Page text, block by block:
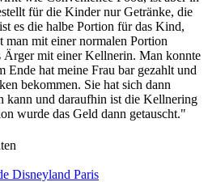
für die Kinder nur Getränke, die
es die halbe Portion für das Kind,
man mit einer normalen Portion
Ärger mit einer Kellnerin. Man konnte
Ende hat meine Frau bar gezahlt und
bekommen. Sie hat sich dann
kann und daraufhin ist die Kellnering
wurde das Geld dann getauscht."
Disneyland Paris